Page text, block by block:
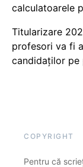
calculatoarele
Titularizare
profesori va fi
candidaților
COPYRIGHT
Pentru că